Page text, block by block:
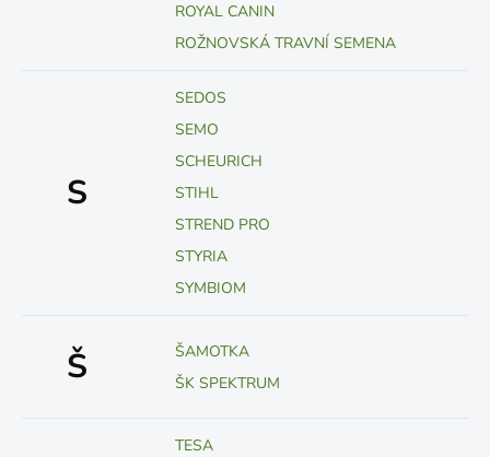
ROYAL CANIN
ROŽNOVSKÁ TRAVNÍ SEMENA
S
SEDOS
SEMO
SCHEURICH
STIHL
STREND PRO
STYRIA
SYMBIOM
Š
ŠAMOTKA
ŠK SPEKTRUM
TESA